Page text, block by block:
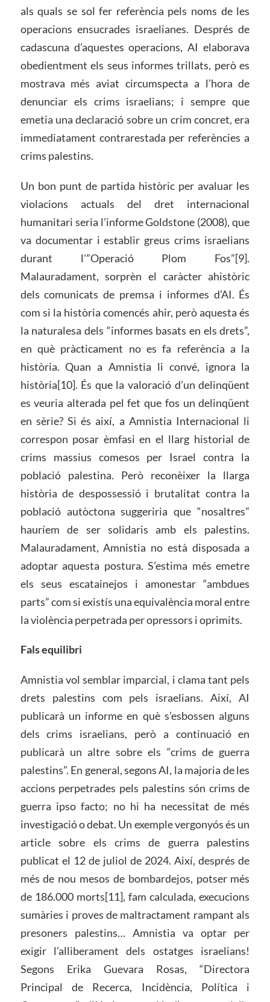
als quals se sol fer referència pels noms de les
operacions ensucrades israelianes. Després de
cadascuna d’aquestes operacions, AI elaborava
obedientment els seus informes trillats, però es
mostrava més aviat circumspecta a l’hora de
denunciar els crims israelians; i sempre que
emetia una declaració sobre un crim concret, era
immediatament contrarestada per referències a
crims palestins.
Un bon punt de partida històric per avaluar les
violacions actuals del dret internacional
humanitari seria l’informe Goldstone (2008), que
va documentar i establir greus crims israelians
durant l'”Operació Plom Fos”[9].
Malauradament, sorprèn el caràcter ahistòric
dels comunicats de premsa i informes d’AI. És
com si la història comencés ahir, però aquesta és
la naturalesa dels “informes basats en els drets”,
en què pràcticament no es fa referència a la
història. Quan a Amnistia li convé, ignora la
història[10]. És que la valoració d’un delinqüent
es veuria alterada pel fet que fos un delinqüent
en sèrie? Si és així, a Amnistia Internacional li
correspon posar èmfasi en el llarg historial de
crims massius comesos per Israel contra la
població palestina. Però reconèixer la llarga
història de despossessió i brutalitat contra la
població autòctona suggeriria que “nosaltres”
hauríem de ser solidaris amb els palestins.
Malauradament, Amnistia no està disposada a
adoptar aquesta postura. S’estima més emetre
els seus escatainejos i amonestar “ambdues
parts” com si existís una equivalència moral entre
la violència perpetrada per opressors i oprimits.
Fals equilibri
Amnistia vol semblar imparcial, i clama tant pels
drets palestins com pels israelians. Així, AI
publicarà un informe en què s’esbossen alguns
dels crims israelians, però a continuació en
publicarà un altre sobre els “crims de guerra
palestins”. En general, segons AI, la majoria de les
accions perpetrades pels palestins són crims de
guerra ipso facto; no hi ha necessitat de més
investigació o debat. Un exemple vergonyós és un
article sobre els crims de guerra palestins
publicat el 12 de juliol de 2024. Així, després de
més de nou mesos de bombardejos, potser més
de 186.000 morts[11], fam calculada, execucions
sumàries i proves de maltractament rampant als
presoners palestins… Amnistia va optar per
exigir l’alliberament dels ostatges israelians!
Segons Erika Guevara Rosas, “Directora
Principal de Recerca, Incidència, Política i